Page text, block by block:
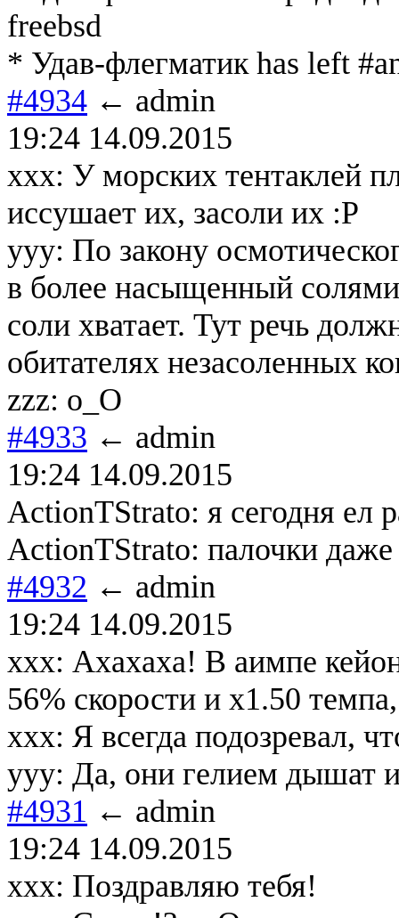
freebsd
* Удав-флегматик has left
#4934 ← admin
19:24 14.09.2015
xxx: У морских тентаклей
иссушает их, засоли их :Р
yyy: По закону
в более насыщенный
соли хватает. Тут речь
обитателях незасоленных
zzz: о_О
#4933 ← admin
19:24 14.09.2015
ActionTStrato: я сегодня ел
ActionTStrato: палочки
#4932 ← admin
19:24 14.09.2015
xxx: Ахахаха! В аимпе
56% скорости и х1.50
xxx: Я всегда подозревал,
yyy: Да, они гелием дышат
#4931 ← admin
19:24 14.09.2015
ххх: Поздравляю тебя!